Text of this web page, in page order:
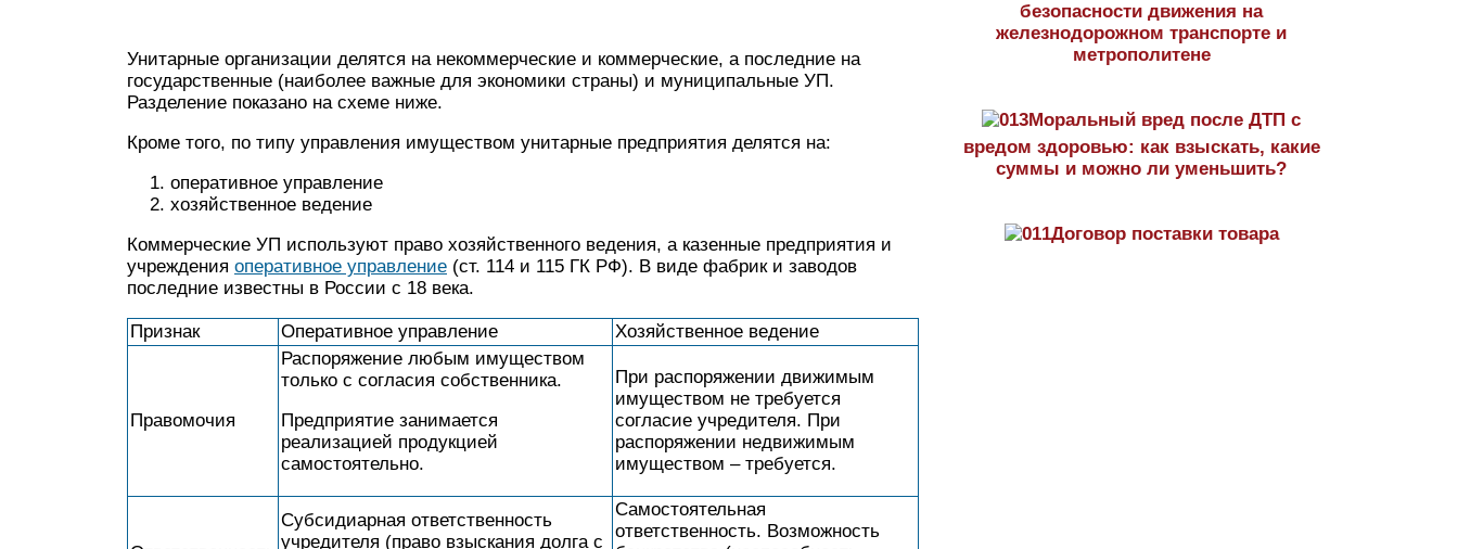
Унитарные организации делятся на некоммерческие и коммерческие, а последние на
государственные (наиболее важные для экономики страны) и муниципальные УП.
Разделение показано на схеме ниже.
Кроме того, по типу управления имуществом унитарные предприятия делятся на:
оперативное управление
хозяйственное ведение
Коммерческие УП используют право хозяйственного ведения, а казенные предприятия и
учреждения оперативное управление (ст. 114 и 115 ГК РФ). В виде фабрик и заводов
последние известны в России с 18 века.
Признак Оперативное управление Хозяйственное ведение
Правомочия
Распоряжение любым имуществом
только с согласия собственника.
Предприятие занимается
реализацией продукцией
самостоятельно.
При распоряжении движимым
имуществом не требуется
согласие учредителя. При
распоряжении недвижимым
имуществом – требуется.
Субсидиарная ответственность
учредителя (право взыскания долга с
Самостоятельная
ответственность. Возможность
безопасности движения на
железнодорожном транспорте и
метрополитене
Моральный вред после ДТП с
вредом здоровью: как взыскать, какие
суммы и можно ли уменьшить?
Договор поставки товара